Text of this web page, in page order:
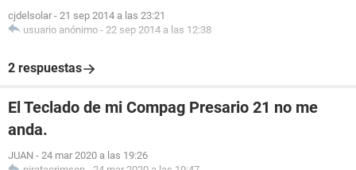
cjdelsolar - 21 sep 2014 a las 23:21
usuario anónimo - 22 sep 2014 a las 12:38
2 respuestas
El Teclado de mi Compag Presario 21 no me
anda.
JUAN - 24 mar 2020 a las 19:26